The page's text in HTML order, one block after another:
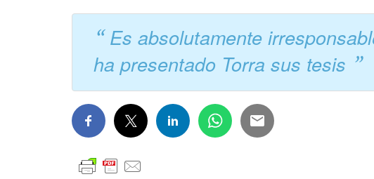
Es absolutamente
ha presentado Torra sus tesis